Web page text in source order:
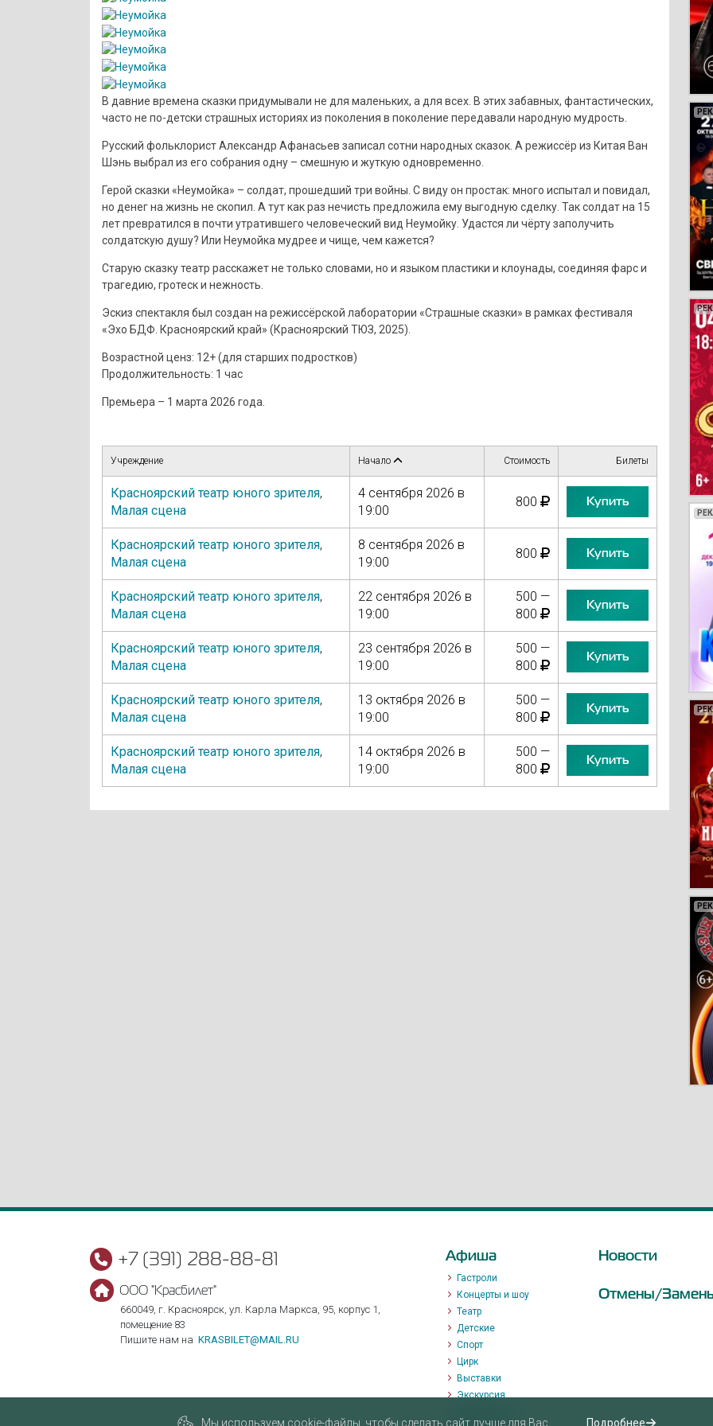
В давние времена сказки придумывали не для маленьких, а для всех. В этих забавных, фантастических,
часто не по-детски страшных историях из поколения в поколение передавали народную мудрость.
Русский фольклорист Александр Афанасьев записал сотни народных сказок. А режиссёр из Китая Ван
Шэнь выбрал из его собрания одну – смешную и жуткую одновременно.
Герой сказки «Неумойка» – солдат, прошедший три войны. С виду он простак: много испытал и повидал,
но денег на жизнь не скопил. А тут как раз нечисть предложила ему выгодную сделку. Так солдат на 15
лет превратился в почти утратившего человеческий вид Неумойку. Удастся ли чёрту заполучить
солдатскую душу? Или Неумойка мудрее и чище, чем кажется?
Старую сказку театр расскажет не только словами, но и языком пластики и клоунады, соединяя фарс и
трагедию, гротеск и нежность.
Эскиз спектакля был создан на режиссёрской лаборатории «Страшные сказки» в рамках фестиваля
«Эхо БДФ. Красноярский край» (Красноярский ТЮЗ, 2025).
Возрастной ценз: 12+ (для старших подростков)
Продолжительность: 1 час
Премьера – 1 марта 2026 года.
Учреждение Начало Стоимость Билеты
Красноярский театр юного зрителя,
Малая сцена
4 сентября 2026 в
19:00
800 Купить
Красноярский театр юного зрителя,
Малая сцена
8 сентября 2026 в
19:00
800 Купить
Красноярский театр юного зрителя,
Малая сцена
22 сентября 2026 в
19:00
500 —
800
Купить
Красноярский театр юного зрителя,
Малая сцена
23 сентября 2026 в
19:00
500 —
800
Купить
Красноярский театр юного зрителя,
Малая сцена
13 октября 2026 в
19:00
500 —
800
Купить
Красноярский театр юного зрителя,
Малая сцена
14 октября 2026 в
19:00
500 —
800
Купить
+7 (391) 288-88-81
ООО "Красбилет"
660049, г. Красноярск, ул. Карла Маркса, 95, корпус 1,
помещение 83
Пишите нам на KRASBILET@MAIL.RU
Афиша
Гастроли
Концерты и шоу
Театр
Детские
Спорт
Цирк
Выставки
Экскурсия
Новости
Отмены/
Мы используем cookie-файлы, чтобы сделать сайт лучше для Вас. Подробнее